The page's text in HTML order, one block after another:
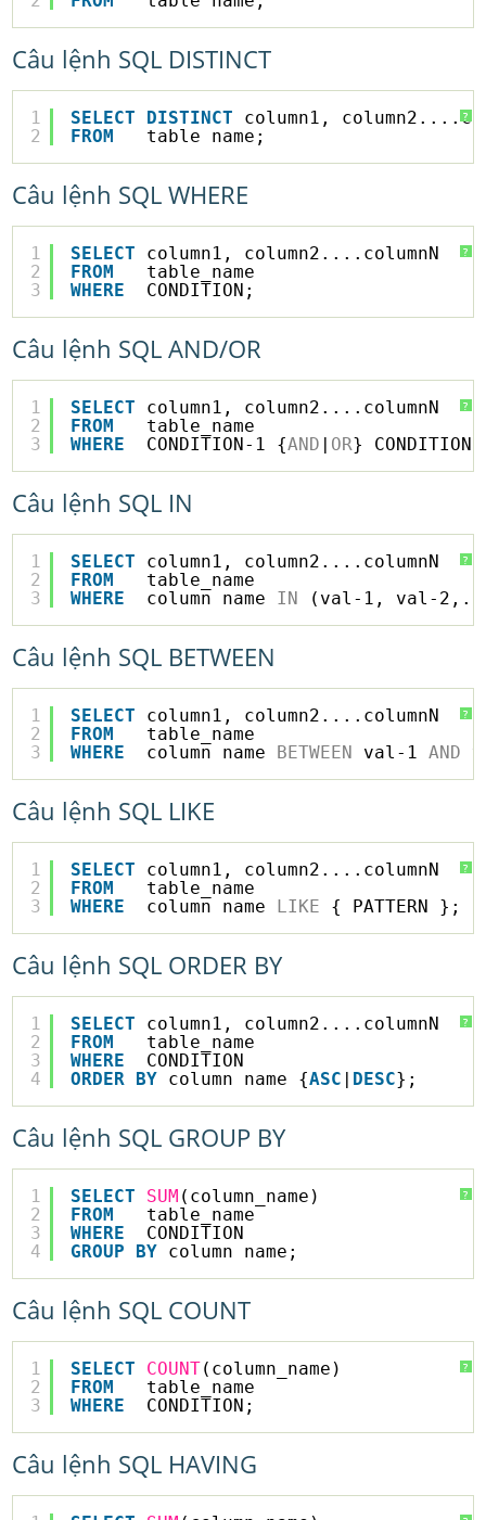
Câu lệnh SQL DISTINCT
?
1
2
SELECT DISTINCT
column1,
FROM
table_name;
Câu lệnh SQL WHERE
?
1
2
3
SELECT
column1, column2....columnN
FROM
table_name
WHERE
CONDITION;
Câu lệnh SQL AND/OR
?
1
2
3
SELECT
column1, column2....columnN
FROM
table_name
WHERE
CONDITION-1 {AND | OR}
Câu lệnh SQL IN
?
1
2
3
SELECT
column1, column2....columnN
FROM
table_name
WHERE
column_name IN (val-1, val-
Câu lệnh SQL BETWEEN
?
1
2
3
SELECT
column1, column2....columnN
FROM
table_name
WHERE
column_name BETWEEN val-1 AND
Câu lệnh SQL LIKE
?
1
2
3
SELECT
column1, column2....columnN
FROM
table_name
WHERE
column_name LIKE { PATTERN };
Câu lệnh SQL ORDER BY
?
1
2
3
4
SELECT
column1, column2....columnN
FROM
table_name
WHERE
CONDITION
ORDER BY column_name {ASC | DESC};
Câu lệnh SQL GROUP BY
?
1
2
3
4
SELECT SUM (column_name)
FROM
table_name
WHERE
CONDITION
GROUP
BY column_name;
Câu lệnh SQL COUNT
?
1
2
3
SELECT COUNT(column_name)
FROM
table_name
WHERE
CONDITION;
Câu lệnh SQL HAVING